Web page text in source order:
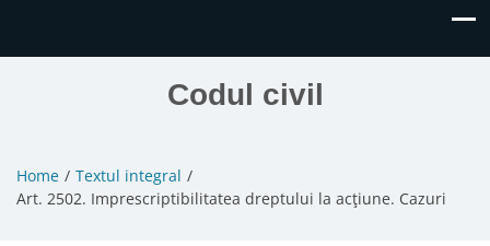
Codul civil
Home
Textul integral
Art. 2502. Imprescriptibilitatea dreptului la acţiune. Cazuri